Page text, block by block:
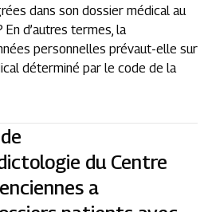
dans son dossier médical au
En d’autres termes, la
personnelles prévaut-elle sur
déterminé par le code de la
du Centre
a